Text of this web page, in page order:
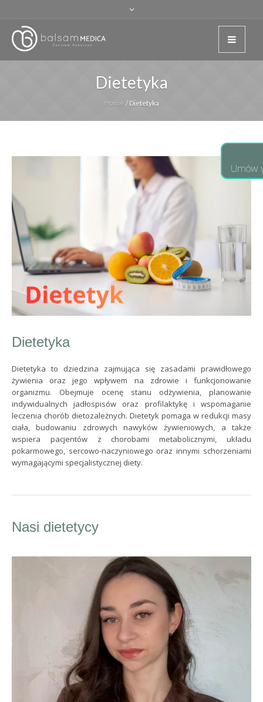
Dietetyka
Home /Dietetyka
Dietetyka
Dietetyka to dziedzina zajmująca się zasadami prawidłowego
żywienia oraz jego wpływem na zdrowie i funkcjonowanie
organizmu. Obejmuje ocenę stanu odżywienia, planowanie
indywidualnych jadłospisów oraz profilaktykę i wspomaganie
leczenia chorób dietozależnych. Dietetyk pomaga w redukcji masy
ciała, budowaniu zdrowych nawyków żywieniowych, a także
wspiera pacjentów z chorobami metabolicznymi, układu
pokarmowego, sercowo-naczyniowego oraz innymi schorzeniami
wymagającymi specjalistycznej diety.
Nasi dietetycy
Umów